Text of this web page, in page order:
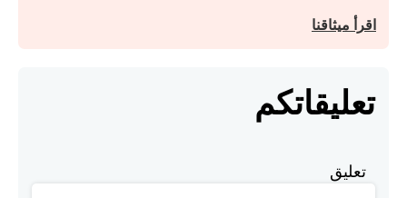
اقرأ ميثاقنا
تعليقاتكم
تعليق